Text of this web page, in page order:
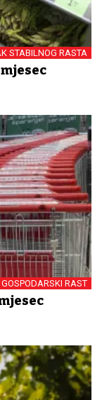
STABILNOG RASTA
RAST